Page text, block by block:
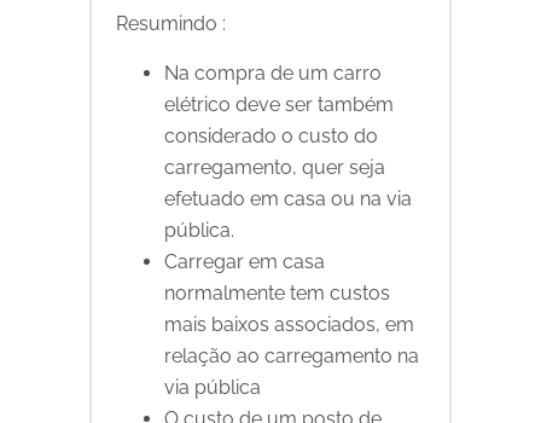
Resumindo :
Na compra de um carro
elétrico deve ser também
considerado o custo do
carregamento, quer seja
efetuado em casa ou na via
pública.
Carregar em casa
normalmente tem custos
mais baixos associados, em
relação ao carregamento na
via pública
O custo de um posto de